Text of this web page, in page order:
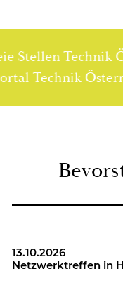
Technik
13.10.2026
Netz­werk­tref­fen in